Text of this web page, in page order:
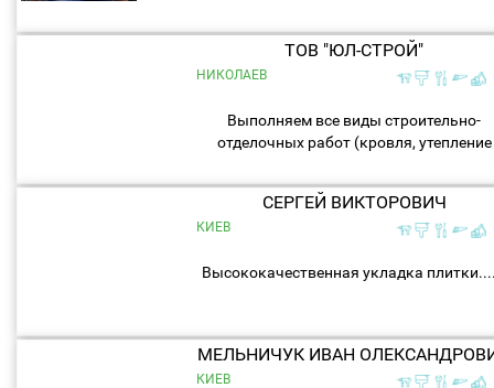
тилетний опыт работы в сфере
площадей, дорог,...
ТОВ "ЮЛ-СТРОЙ"
НИКОЛАЕВ
Выполняем все виды строительно-
отделочных работ (кровля, утепление
быстро и качественно ! Возьмём
объёмы. Стадионы по...
СЕРГЕЙ ВИКТОРОВИЧ
КИЕВ
Высококачественная укладка
МЕЛЬНИЧУК ИВАН
КИЕВ